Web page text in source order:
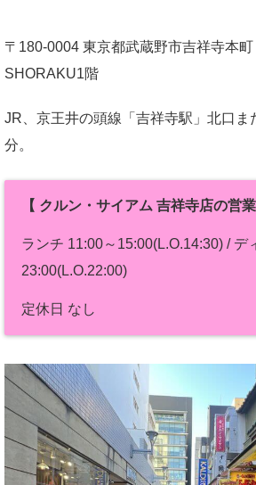
〒180-0004 東京都武蔵野市吉祥寺本
SHORAKU1階
JR、京王井の頭線「吉祥寺駅」北口ま
分。
【 クルン・サイアム 吉祥寺店の営業
ランチ 11:00～15:00(L.O.14:30) / デ
23:00(L.O.22:00)
定休日 なし